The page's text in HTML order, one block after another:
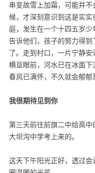
串变故雪上加霜，可能并
候，才深刻意识到这是实
庭，发生在一个十四五岁
告诉他们，孩子的努力得
了。走到村口，一片宁静
横亘眼前，河水已在冰面下
春风已满怀，不久就会郁郁
我很期待见到你
第三天前往前旗二中给高
大坝沟中学考上来的。
这天下午阳光正好，透过